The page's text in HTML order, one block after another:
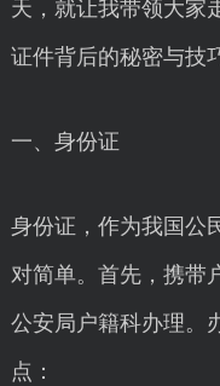
天，就让我带领大家
证件背后的秘密与技
一、身份证
身份证，作为我国公
对简单。首先，携带
公安局户籍科办理。
点：